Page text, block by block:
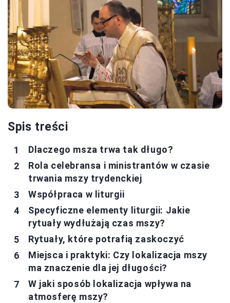
Spis treści
Dlaczego msza trwa tak długo?
Rola celebransa i ministrantów w czasie
trwania mszy trydenckiej
Współpraca w liturgii
Specyficzne elementy liturgii: Jakie
rytuały wydłużają czas mszy?
Rytuały, które potrafią zaskoczyć
Miejsca i praktyki: Czy lokalizacja mszy
ma znaczenie dla jej długości?
W jaki sposób lokalizacja wpływa na
atmosferę mszy?